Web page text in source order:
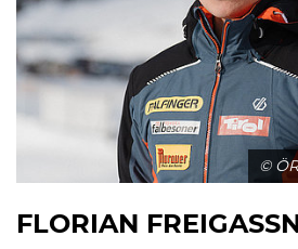
©
FLORIAN